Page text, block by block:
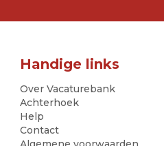
Handige links
Over Vacaturebank
Achterhoek
Help
Contact